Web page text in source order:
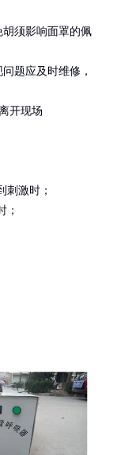
须影响面罩的佩
题应及时维修，
开现场
刺激时；
；